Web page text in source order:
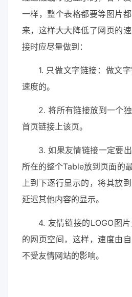
一样，整个表格都要等图片
来，这样大大降低了网页的
接时应尽量做到：
1. 只做文字链接：做文
速度的。
2. 将所有链接放到一个
首页链接上该页。
3. 如果友情链接一定要
所在的整个Table放到页面的
上到下逐行显示的，将其放
延迟其他内容的显示。
4. 友情链接的LOGO图
的网页空间，这样，速度由
不受友情网站的影响。